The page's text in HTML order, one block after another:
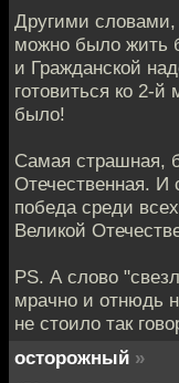
Другими словами,
можно было жить
и Гражданской
готовиться ко 2-
было!
Самая страшная,
Отечественная.
победа среди
Великой
PS. А слово
мрачно и отнюдь
не стоило так
осторожный »